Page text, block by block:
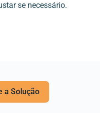
se necessário.
a Solução